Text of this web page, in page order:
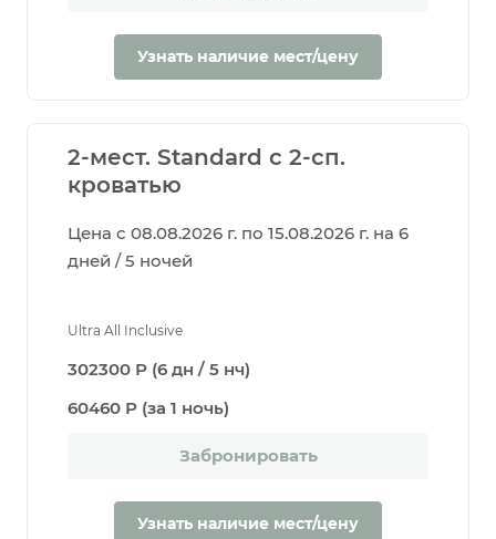
Узнать наличие мест/цену
2-мест. Standard с 2-сп.
кроватью
Цена с 08.08.2026 г. по 15.08.2026 г. на 6
дней / 5 ночей
Ultra All Inclusive
302300 Р (6 дн / 5 нч)
60460 Р (за 1 ночь)
Забронировать
Узнать наличие мест/цену